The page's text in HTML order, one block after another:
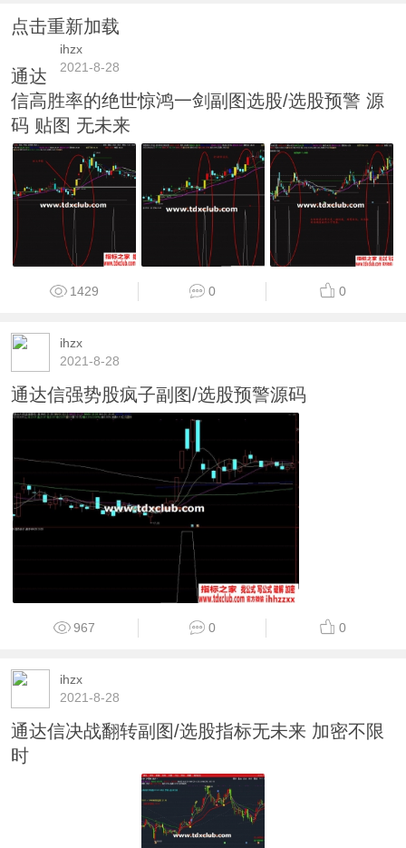
点击重新加载
ihzx
2021-8-28
通达
信高胜率的绝世惊鸿一剑副图选股/选股预警 源
码 贴图 无未来
1429 0 0
ihzx
2021-8-28
通达信强势股疯子副图/选股预警源码
967 0 0
ihzx
2021-8-28
通达信决战翻转副图/选股指标无未来 加密不限
时